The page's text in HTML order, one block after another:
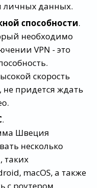
личных данных.
способности.
необходимо
VPN - это
скорость
придется ждать
.
Швеция
несколько
таких
macOS, а также